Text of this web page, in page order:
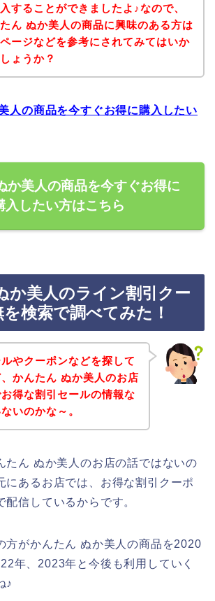
することができましたよ♪なので、
ん ぬか美人の商品に興味のある方は
ージなどを参考にされてみてはいか
ょうか？
人の商品を今すぐお得に購入したい
か美人の商品を今すぐお得に
入したい方はこちら
か美人のライン割引クー
検索で調べてみた！
やクーポンなどを探して
かんたん ぬか美人のお店
得な割引セールの情報な
いのかな～。
たん ぬか美人のお店の話ではないの
にあるお店では、お得な割引クーポ
配信しているからです。
方がかんたん ぬか美人の商品を2020
年、2023年と今後も利用していく
♪